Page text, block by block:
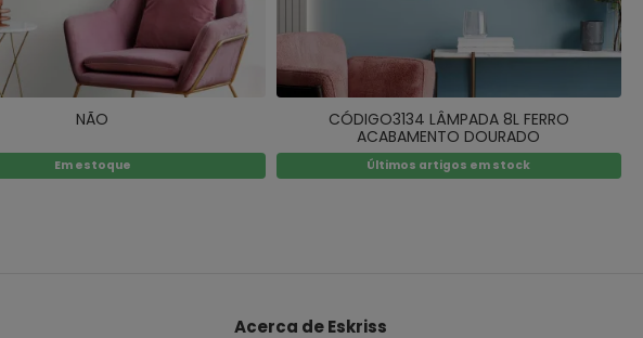
NÃO
Em estoque
CÓDIGO3134 LÂMPADA 8L FERRO
ACABAMENTO DOURADO
Últimos artigos em stock
Acerca de Eskriss